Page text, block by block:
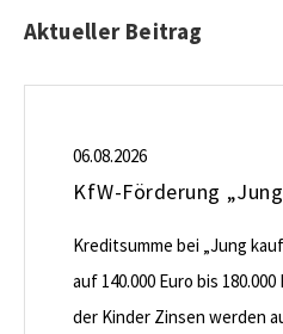
Aktueller Beitrag
06.08.2026
Kreditsumme bei „Jung
auf 140.000 Euro bis
der Kinder Zinsen werden